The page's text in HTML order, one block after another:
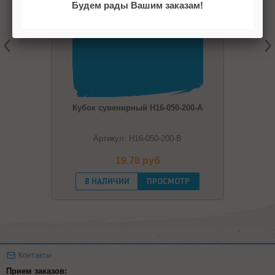
Кубок сувенирный H16-050-200-A
Артикул: H16-050-200-B
19.78 pуб
В НАЛИЧИИ
ПРОСМОТР
Контакты
Прием заказов:
Будем рады Вашим заказам!